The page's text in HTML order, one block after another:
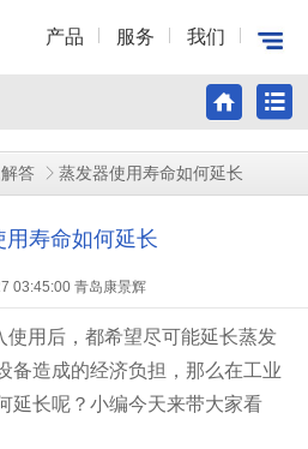
产品 服务 我们
答 蒸发器使用寿命如何延长
用寿命如何延长
03:45:00 青岛康景辉
使用后，都希望尽可能延长蒸发
备造成的经济负担，那么在工业
延长呢？小编今天来带大家看